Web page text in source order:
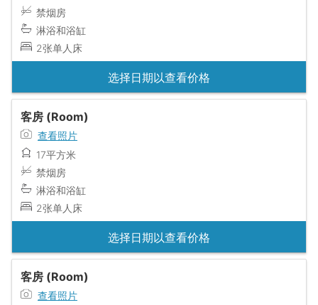
禁烟房
淋浴和浴缸
2张单人床
选择日期以查看价格
客房 (Room)
查看照片
17平方米
禁烟房
淋浴和浴缸
2张单人床
选择日期以查看价格
客房 (Room)
查看照片